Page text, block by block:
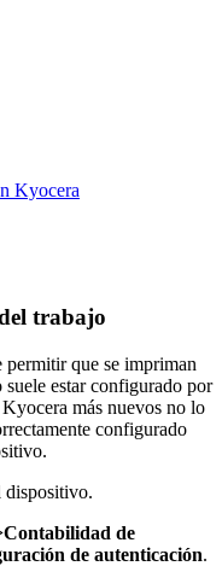
Kyocera
trabajo
permitir que se impriman
estar configurado por
más nuevos no lo
configurado
dispositivo.
de
de autenticación.